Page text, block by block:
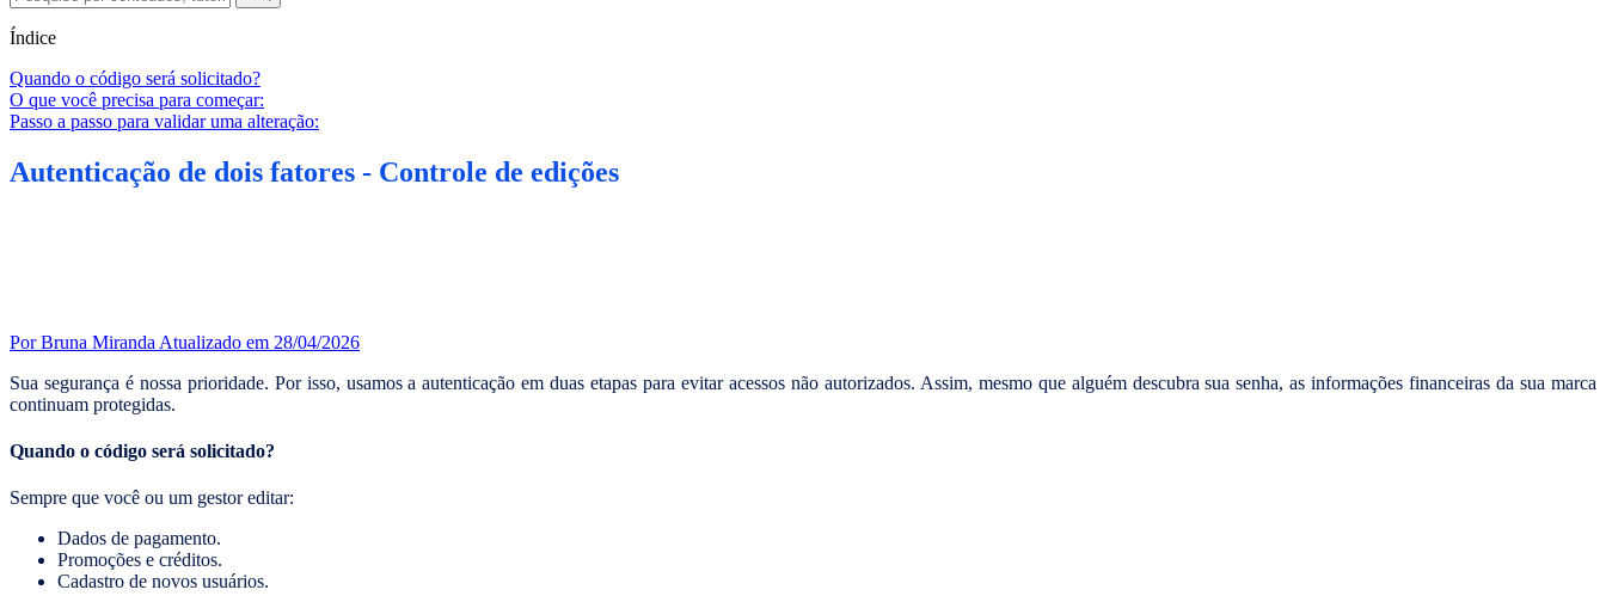
Índice
Quando o código será solicitado?
O que você precisa para começar:
Passo a passo para validar uma alteração:
Autenticação de dois fatores - Controle de edições
Por Bruna Miranda Atualizado em 28/04/2026
Sua segurança é nossa prioridade. Por isso, usamos a autenticação em duas etapas para evitar acessos não autorizados. Assim, mesmo que alguém descubra sua senha, as informações financeiras da sua marca
continuam protegidas.
Quando o código será solicitado?
Sempre que você ou um gestor editar:
Dados de pagamento.
Promoções e créditos.
Cadastro de novos usuários.